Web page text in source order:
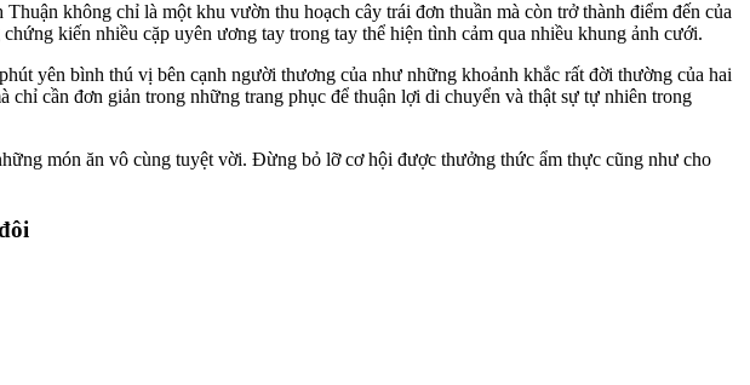
không chỉ là một khu vườn thu hoạch cây trái đơn thuần mà còn trở thành điểm đến của
kiến nhiều cặp uyên ương tay trong tay thể hiện tình cảm qua nhiều khung ảnh cưới.
yên bình thú vị bên cạnh người thương của như những khoảnh khắc rất đời thường của hai
cần đơn giản trong những trang phục để thuận lợi di chuyển và thật sự tự nhiên trong
món ăn vô cùng tuyệt vời. Đừng bỏ lỡ cơ hội được thưởng thức ẩm thực cũng như cho